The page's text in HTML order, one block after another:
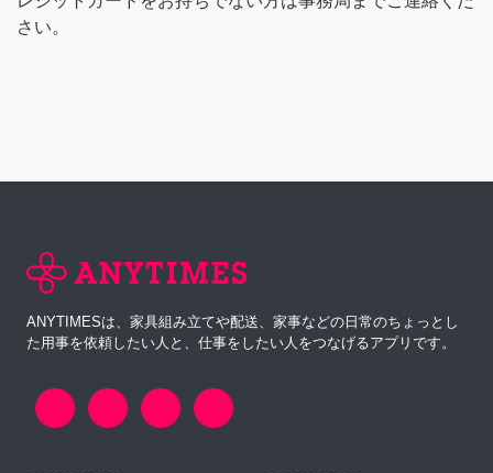
さい。
ANYTIMESは、家具組み立てや配送、家事などの日常のちょっとし
た用事を依頼したい人と、仕事をしたい人をつなげるアプリです。